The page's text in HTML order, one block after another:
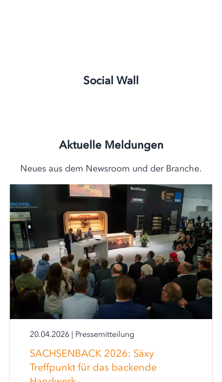
Social Wall
Aktuelle Meldungen
Neues aus dem Newsroom und der Branche.
20.04.2026 | Pressemitteilung
SACHSENBACK 2026: Säxy
Treffpunkt für das backende